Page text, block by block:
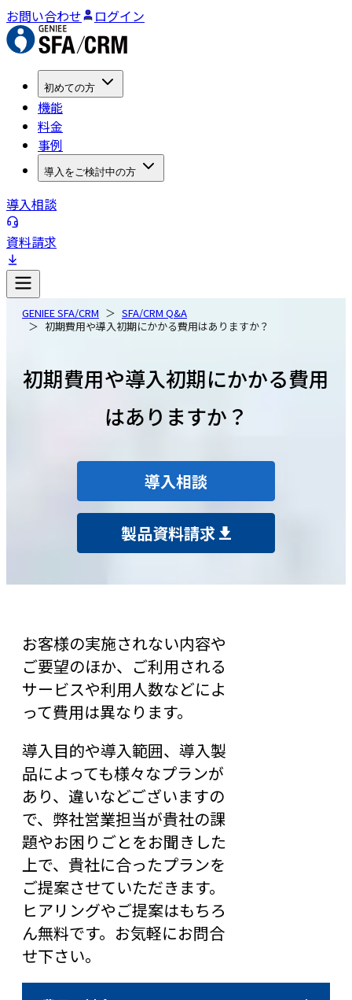
お問い合わせ ログイン
初めての方
機能
料金
事例
導入をご検討中の方
導入相談
資料請求
GENIEE SFA/CRM
SFA/CRM Q&A
初期費用や導入初期にかかる費用はありますか？
初期費用や導入初期にかかる費用
はありますか？
導入相談
製品資料請求
お客様の実施されない内容や
ご要望のほか、ご利用される
サービスや利用人数などによ
って費用は異なります。
導入目的や導入範囲、導入製
品によっても様々なプランが
あり、違いなどございますの
で、弊社営業担当が貴社の課
題やお困りごとをお聞きした
上で、貴社に合ったプランを
ご提案させていただきます。
ヒアリングやご提案はもちろ
ん無料です。お気軽にお問合
せ下さい。